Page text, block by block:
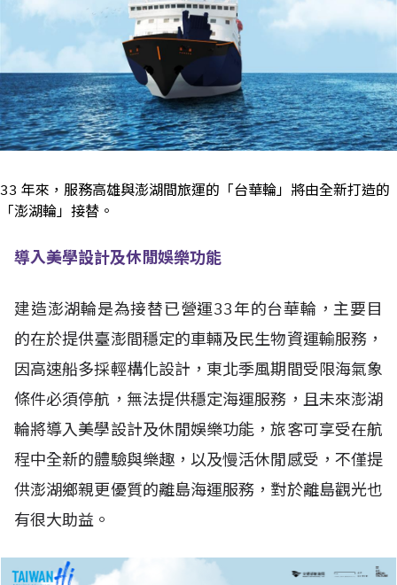
33 年來，服務高雄與澎湖間旅運的「台華輪」將由全新打造的
「澎湖輪」接替。
導入美學設計及休閒娛樂功能
建造澎湖輪是為接替已營運33年的台華輪，主要目
的在於提供臺澎間穩定的車輛及民生物資運輸服務，
因高速船多採輕構化設計，東北季風期間受限海氣象
條件必須停航，無法提供穩定海運服務，且未來澎湖
輪將導入美學設計及休閒娛樂功能，旅客可享受在航
程中全新的體驗與樂趣，以及慢活休閒感受，不僅提
供澎湖鄉親更優質的離島海運服務，對於離島觀光也
有很大助益。